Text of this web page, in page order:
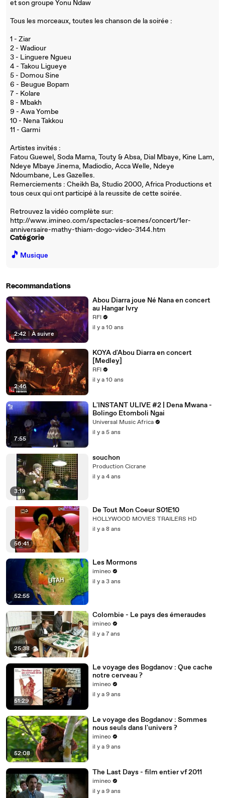
et son groupe Yonu Ndaw
Tous les morceaux, toutes les chanson de la soirée :
1 - Ziar
2 - Wadiour
3 - Linguere Ngueu
4 - Takou Ligueye
5 - Domou Sine
6 - Beugue Bopam
7 - Kolare
8 - Mbakh
9 - Awa Yombe
10 - Nena Takkou
11 - Garmi
Artistes invités :
Fatou Guewel, Soda Mama, Touty & Absa, Dial Mbaye, Kine Lam,
Ndeye Mbaye Jinema, Madiodio, Acca Welle, Ndeye
Ndoumbane, Les Gazelles.
Remerciements : Cheikh Ba, Studio 2000, Africa Productions et
tous ceux qui ont participé à la reussite de cette soirée.
Retrouvez la vidéo complète sur:
http://www.imineo.com/spectacles-scenes/concert/1er-
anniversaire-mathy-thiam-dogo-video-3144.htm
Catégorie
🎵 Musique
Recommandations
2:42 À suivre
Abou Diarra joue Né Nana en concert
au Hangar Ivry
RFI
il y a 10 ans
2:46
KOYA d'Abou Diarra en concert
[Medley]
RFI
il y a 10 ans
7:55
L'INSTANT ULIVE #2 | Dena Mwana -
Bolingo Etomboli Ngai
Universal Music Africa
il y a 5 ans
3:19
souchon
Production Cicrane
il y a 4 ans
56:41
De Tout Mon Coeur S01E10
HOLLYWOOD MOVIES TRAILERS HD
il y a 8 ans
52:55
Les Mormons
imineo
il y a 3 ans
25:38
Colombie - Le pays des émeraudes
imineo
il y a 7 ans
51:29
Le voyage des Bogdanov : Que cache
notre cerveau ?
imineo
il y a 9 ans
52:08
Le voyage des Bogdanov : Sommes
nous seuls dans l'univers ?
imineo
il y a 9 ans
The Last Days - film entier vf 2011
imineo
il y a 9 ans